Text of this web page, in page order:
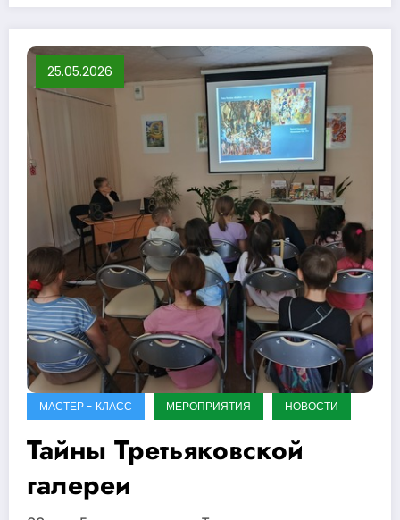
25.05.2026
МАСТЕР - КЛАСС МЕРОПРИЯТИЯ НОВОСТИ
Тайны Третьяковской
галереи